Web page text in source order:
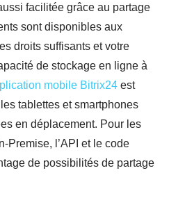
facilitée grâce au partage
sont disponibles aux
droits suffisants et votre
de stockage en ligne à
mobile Bitrix24 est
tablettes et smartphones
en déplacement. Pour les
Premise, l’API et le code
de possibilités de partage